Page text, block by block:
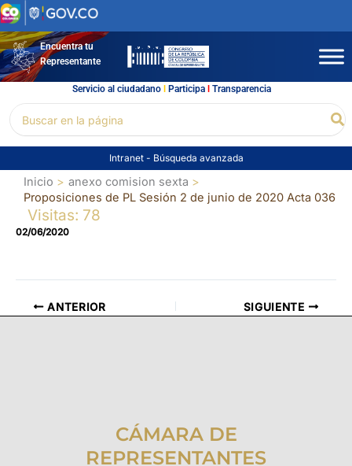
Ir
al
contenidoEncuentra tu
Representante
Servicio al ciudadano l Participal Transparencia
por:
Intranet - Búsqueda avanzada
Inicio
anexo comision sexta
Proposiciones de PL Sesión 2 de junio de 2020 Acta 036
Visitas: 78
02/06/2020
ANTERIOR SIGUIENTE
CÁMARA DE
REPRESENTANTES